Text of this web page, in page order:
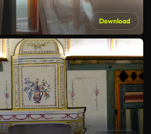
Download